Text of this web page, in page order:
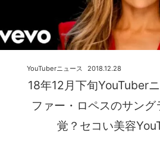
18年12月下旬YouTuber
ファー・ロペスのサン
覚？セコい美容
2018.12.28
YouTuberニュース